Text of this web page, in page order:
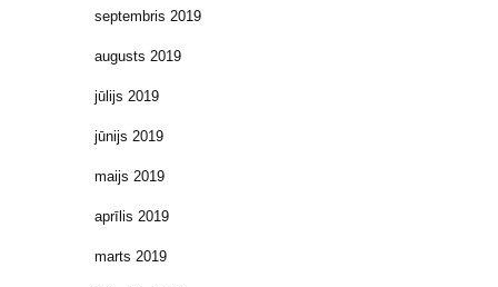
septembris 2019
augusts 2019
jūlijs 2019
jūnijs 2019
maijs 2019
aprīlis 2019
marts 2019